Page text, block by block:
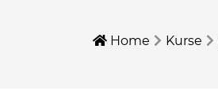
Home Kurse